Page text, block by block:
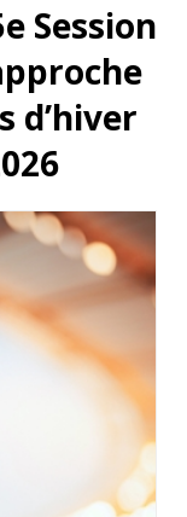
Session
d’hiver